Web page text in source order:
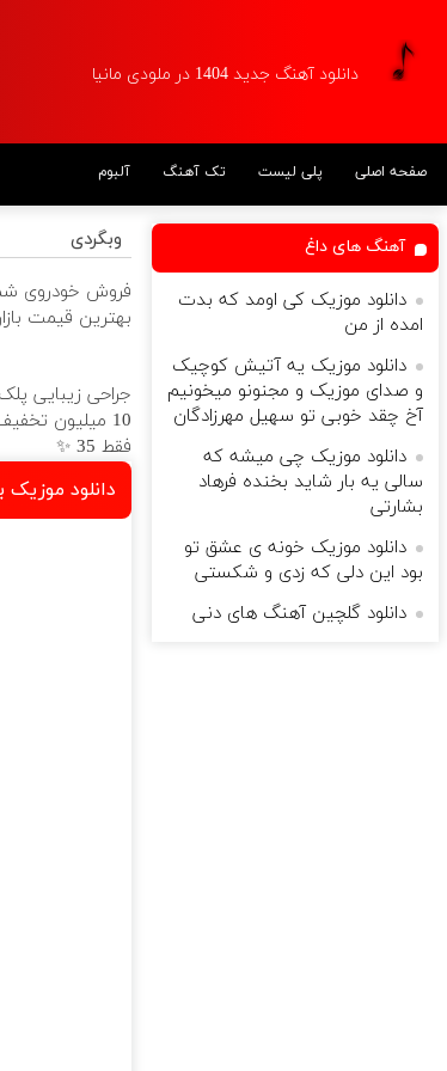
دانلود آهنگ جدید 1404 در ملودی مانیا
صفحه اصلی پلی لیست تک آهنگ آلبوم
وبگردی
فروش خودروی
بهترین قیمت
جراحی زیبایی
10 میلیون
فقط 35 ✨
دانلود
آهنگ های داغ
دانلود موزیک کی اومد که بدت
امده از من
دانلود موزیک یه آتیش کوچیک
و صدای موزیک و مجنونو میخونیم
آخ چقد خوبی تو سهیل مهرزادگان
دانلود موزیک چی میشه که
سالی یه بار شاید بخنده فرهاد
بشارتی
دانلود موزیک خونه ی عشق تو
بود این دلی که زدی و شکستی
دانلود گلچین آهنگ های دنی